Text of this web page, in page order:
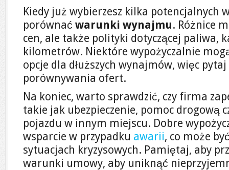
Kiedy już wybierzesz kilka potencjalnych
porównać warunki wynajmu. Różnice
cen, ale także polityki dotyczącej paliwa,
kilometrów. Niektóre wypożyczalnie
opcje dla dłuższych wynajmów, więc pytaj
porównywania ofert.
Na koniec, warto sprawdzić, czy firma
takie jak ubezpieczenie, pomoc drogową
pojazdu w innym miejscu. Dobre
wsparcie w przypadku awarii, co może
sytuacjach kryzysowych. Pamiętaj, aby
warunki umowy, aby uniknąć